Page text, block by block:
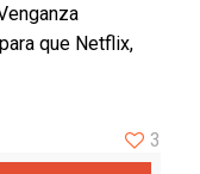
que Netflix,
3